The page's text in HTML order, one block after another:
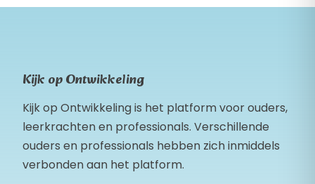
Kijk op Ontwikkeling
Kijk op Ontwikkeling is het platform voor ouders,
leerkrachten en professionals. Verschillende
ouders en professionals hebben zich inmiddels
verbonden aan het platform.